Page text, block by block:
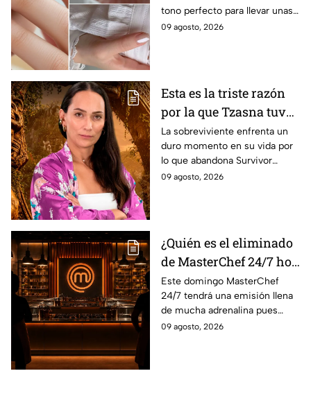
sofisticado, elegante y
luminoso
tono perfecto para llevar unas
manos impecables, delicadas y
09 agosto, 2026
Esta es la triste razón
por la que Tzasna tuvo
que dejar Survivor
México La Reliquia en
Llamas
La sobreviviente enfrenta un
duro momento en su vida por
lo que abandona Survivor
México La Reliquia en Llamas.
09 agosto, 2026
¿Quién es el eliminado
de MasterChef 24/7 hoy
9 de agosto 2026?
Este domingo MasterChef
24/7 tendrá una emisión llena
de mucha adrenalina pues
ningún cocinero quiero irse ya
09 agosto, 2026